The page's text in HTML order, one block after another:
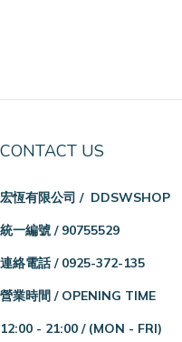
CONTACT US
宏恆有限公司 / DDSWSHOP
統一編號 / 90755529
連絡電話 / 0925-372-135
營業時間 / OPENING TIME
12:00 - 21:00 / (MON - FRI)